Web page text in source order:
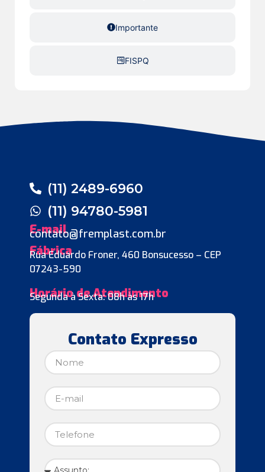
Importante
FISPQ
(11) 2489-6960
(11) 94780-5981
E-mail
contato@fremplast.com.br
Fábrica
Rua Eduardo Froner, 460 Bonsucesso – CEP
07243-590
Horário de Atendimento
Segunda à Sexta: 08h às 17h
Contato Expresso